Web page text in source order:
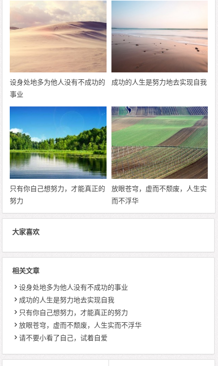
设身处地多为他人没有不成功的
事业
成功的人生是努力地去实现自我
只有你自己想努力，才能真正的
努力
放眼苍穹，虚而不颓废，人生实
而不浮华
大家喜欢
相关文章
设身处地多为他人没有不成功的事业
成功的人生是努力地去实现自我
只有你自己想努力，才能真正的努力
放眼苍穹，虚而不颓废，人生实而不浮华
请不要小看了自己，试着自爱